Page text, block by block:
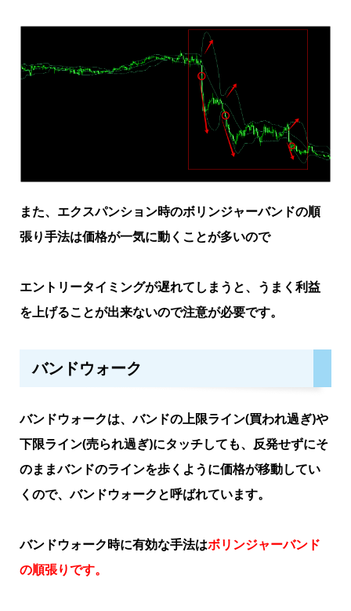
また、エクスパンション時のボリンジャーバンドの順
張り手法は価格が一気に動くことが多いので
エントリータイミングが遅れてしまうと、うまく利益
を上げることが出来ないので注意が必要です。
バンドウォーク
バンドウォークは、バンドの上限ライン(買われ過ぎ)や
下限ライン(売られ過ぎ)にタッチしても、反発せずにそ
のままバンドのラインを歩くように価格が移動してい
くので、バンドウォークと呼ばれています。
バンドウォーク時に有効な手法はボリンジャーバンド
の順張りです。